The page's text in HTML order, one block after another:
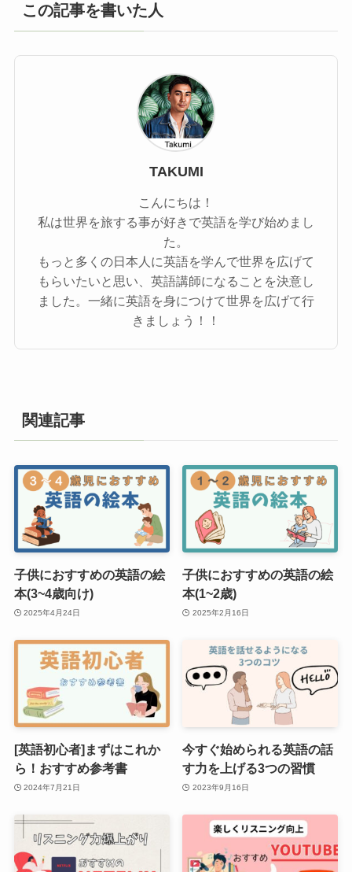
この記事を書いた人
TAKUMI
こんにちは！
私は世界を旅する事が好きで英語を学び始めまし
た。
もっと多くの日本人に英語を学んで世界を広げて
もらいたいと思い、英語講師になることを決意し
ました。一緒に英語を身につけて世界を広げて行
きましょう！！
関連記事
子供におすすめの英語の絵
本(3~4歳向け)
2025年4月24日
子供におすすめの英語の絵
本(1~2歳)
2025年2月16日
[英語初心者]まずはこれか
ら！おすすめ参考書
2024年7月21日
今すぐ始められる英語の話
す力を上げる3つの習慣
2023年9月16日